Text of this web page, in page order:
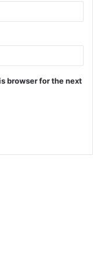
browser for the next